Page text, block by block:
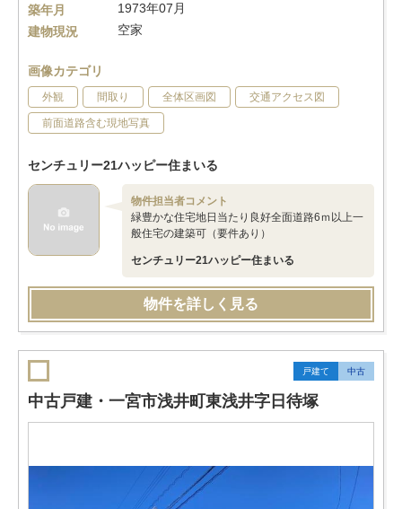
築年月
1973年07月
建物現況
空家
画像カテゴリ
外観 間取り 全体区画図 交通アクセス図
前面道路含む現地写真
センチュリー21ハッピー住まいる
物件担当者コメント
緑豊かな住宅地日当たり良好全面道路6ｍ以上一
般住宅の建築可（要件あり）
センチュリー21ハッピー住まいる
物件を詳しく見る
戸建て 中古
中古戸建・一宮市浅井町東浅井字日待塚